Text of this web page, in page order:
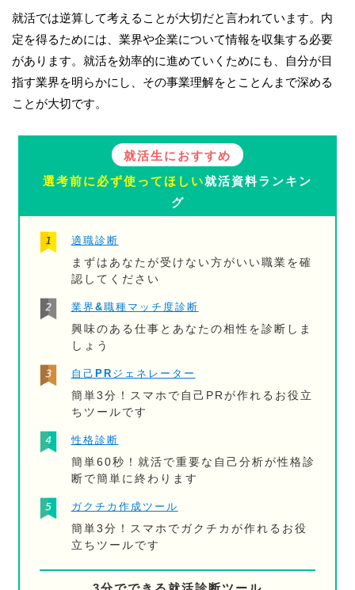
就活では逆算して考えることが大切だと言われています。内
定を得るためには、業界や企業について情報を収集する必要
があります。就活を効率的に進めていくためにも、自分が目
指す業界を明らかにし、その事業理解をとことんまで深める
ことが大切です。
就活生におすすめ
選考前に必ず使ってほしい就活資料ランキン
グ
適職診断
まずはあなたが受けない方がいい職業を確
認してください
業界&職種マッチ度診断
興味のある仕事とあなたの相性を診断しま
しょう
自己PRジェネレーター
簡単3分！スマホで自己PRが作れるお役立
ちツールです
性格診断
簡単60秒！就活で重要な自己分析が性格診
断で簡単に終わります
ガクチカ作成ツール
簡単3分！スマホでガクチカが作れるお役
立ちツールです